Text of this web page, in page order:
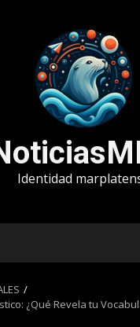
Identidad
¿Qué Revela tu